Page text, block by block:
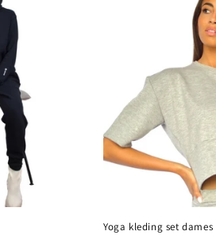
Yoga kleding set dames